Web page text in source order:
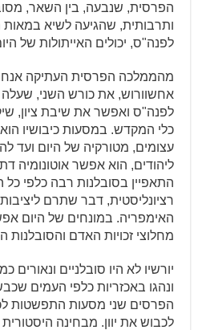
הפרסית, שנבעה, בין השאר,
ותרבותית, שהגיעה לשיא
לפנה"ס, יכולים האייתולות של
מהממלכה הפרסית העתיקה
לפנה"ס ואפשר את שיבת ציון,
כלי המקדש. במסעות כיבושיו
עצומים, מטורקיה של היום ועד
ליהודים, הוא אפשר אוטונומיה
התאפיין בסובלנות רבה כלפי כל
רציונליסטית, דבר שתרם
האימפריה. במונחים של היום
מחלוצי זכויות האדם והסובלנות
יורשיו לא היו סובלניים
ונהגו באכזריות כלפי העמים
הפרסים שני מסעות התפשטות
לכבוש את יוון. מבחינה